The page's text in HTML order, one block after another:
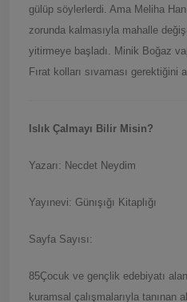
gülüp söylerlerdi. Ama Meliha
zorunda kalmasıyla mahalle
yitirmeye başladı. Minik Boğaz
Fırat kolları sıvaması gerektiğini
Islık Çalmayı Bilir Misin?
Yazarı: Necdet Neydim
Yayınevi: Günışığı Kitaplığı
Sayfa Sayısı:
85Çocuk ve gençlik edebiyatı
kuramsal çalışmalarıyla tanınan